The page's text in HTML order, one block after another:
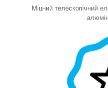
Міцний телескопічний